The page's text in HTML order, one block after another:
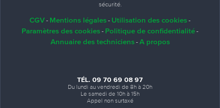
sécurité.
CGV - Mentions légales - Utilisation des cookies -
Paramètres des cookies - Politique de confidentialité -
Annuaire des techniciens- A propos
TÉL. 09 70 69 08 97
Du lundi au vendredi de 8h à 20h
Le samedi de 10h à 15h
Appel non surtaxé